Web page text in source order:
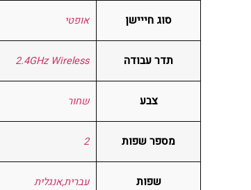
סוג חייישן אופטי
תדר עבודה 2.4GHz Wireless
צבע שחור
מספר שפות 2
שפות עברית,אנגלית